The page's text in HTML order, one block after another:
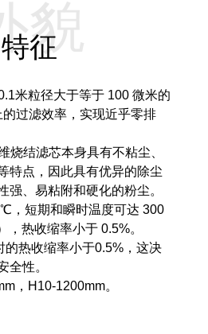
特征
外貌
米粒径大于等于 100 微米的
过滤效率，实现近乎零排
烧结滤芯本身具有不粘尘、
特点，因此具有优异的除尘
强、易粘附和硬化的粉尘。
，短期和瞬时温度可达 300
热收缩率小于 0.5%。
热收缩率小于0.5%，这决
全性。
，H10-1200mm。